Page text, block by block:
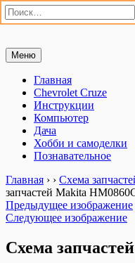
Искать:
Перейти
к
содержимому
Мастерим сами
«Мастерим сами» — сайт
настройка компьютера,
что можно сделать своими
Меню
Главная
Chevrolet Cruze
Инструкции
Компьютер
Дача
Хобби и самоделки
Познавательное
Главная › › Схема
запчастей Makita
Предыдущее изображение
Следующее изображение
Схема